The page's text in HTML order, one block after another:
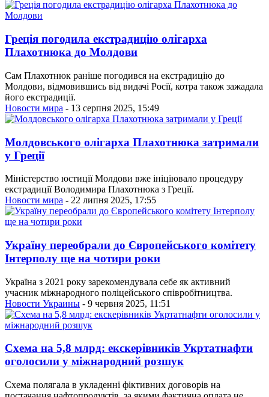
Греція погодила екстрадицію олігарха
Плахотнюка до Молдови
Сам Плахотнюк раніше погодився на екстрадицію до
Молдови, відмовившись від видачі Росії, котра також зажадала
його екстрадиції.
Новости мира - 13 серпня 2025, 15:49
Молдовського олігарха Плахотнюка затримали
у Греції
Міністерство юстиції Молдови вже ініціювало процедуру
екстрадиції Володимира Плахотнюка з Греції.
Новости мира - 22 липня 2025, 17:55
Україну переобрали до Європейського комітету
Інтерполу ще на чотири роки
Україна з 2021 року зарекомендувала себе як активний
учасник міжнародного поліцейського співробітництва.
Новости Украины - 9 червня 2025, 11:51
Схема на 5,8 млрд: екскерівників Укртатнафти
оголосили у міжнародний розшук
Схема полягала в укладенні фіктивних договорів на